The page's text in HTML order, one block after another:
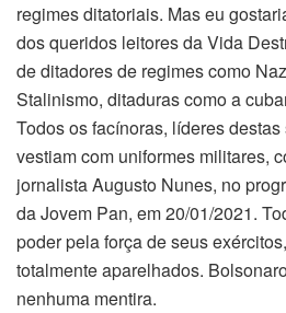
regimes ditatoriais. Mas eu
dos queridos leitores da Vida
de ditadores de regimes como
Stalinismo, ditaduras como a
Todos os facínoras, líderes
vestiam com uniformes militares,
jornalista Augusto Nunes, no
da Jovem Pan, em 20/01/2021.
poder pela força de seus
totalmente aparelhados.
nenhuma mentira.